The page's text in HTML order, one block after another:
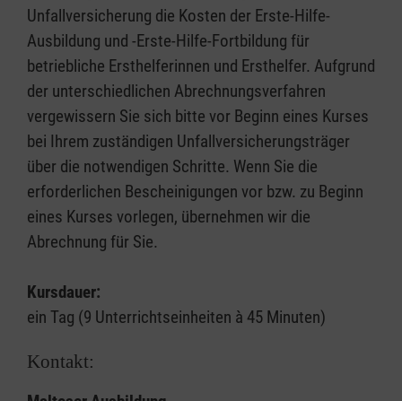
Unfallversicherung die Kosten der Erste-Hilfe-
Ausbildung und -Erste-Hilfe-Fortbildung für
betriebliche Ersthelferinnen und Ersthelfer. Aufgrund
der unterschiedlichen Abrechnungsverfahren
vergewissern Sie sich bitte vor Beginn eines Kurses
bei Ihrem zuständigen Unfallversicherungsträger
über die notwendigen Schritte. Wenn Sie die
erforderlichen Bescheinigungen vor bzw. zu Beginn
eines Kurses vorlegen, übernehmen wir die
Abrechnung für Sie.
Kursdauer:
ein Tag (9 Unterrichtseinheiten à 45 Minuten)
Kontakt: